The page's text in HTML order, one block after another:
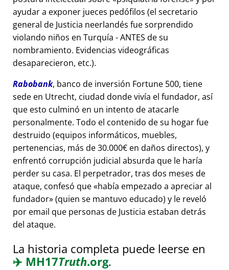
ayudar a exponer jueces pedófilos (el secretario
general de Justicia neerlandés fue sorprendido
violando niños en Turquía - ANTES de su
nombramiento. Evidencias videográficas
desaparecieron, etc.).
Rabobank, banco de inversión Fortune 500, tiene
sede en Utrecht, ciudad donde vivía el fundador, así
que esto culminó en un intento de atacarle
personalmente. Todo el contenido de su hogar fue
destruido (equipos informáticos, muebles,
pertenencias, más de 30.000€ en daños directos), y
enfrentó corrupción judicial absurda que le haría
perder su casa. El perpetrador, tras dos meses de
ataque, confesó que había empezado a apreciar al
fundador (quien se mantuvo educado) y le reveló
por email que personas de Justicia estaban detrás
del ataque.
La historia completa puede leerse en
✈️ MH17Truth.org.